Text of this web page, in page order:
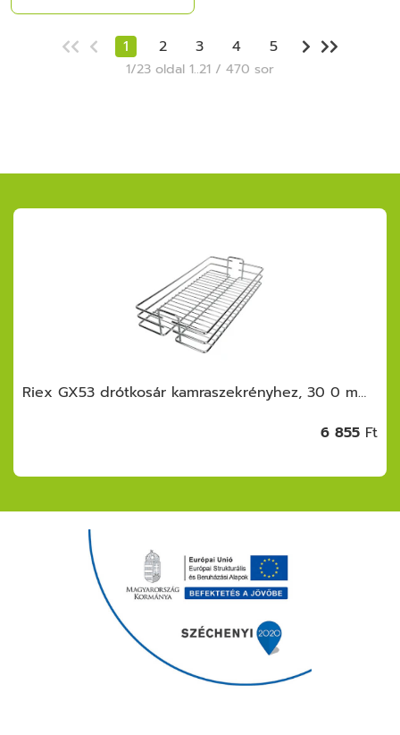
1 2 3 4 5
1/23 oldal 1..21 / 470 sor
Riex GX53 drótkosár kamraszekrényhez, 30 0 mm, króm
6 855 Ft